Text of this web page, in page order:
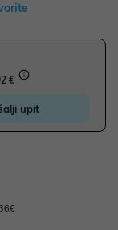
€
upit